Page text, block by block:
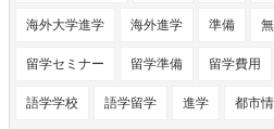
海外大学進学 海外進学 準備
留学セミナー 留学準備 留学費用
語学学校 語学留学 進学 都市